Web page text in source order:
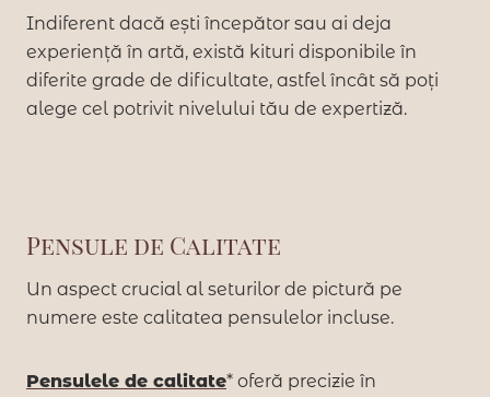
Indiferent dacă ești începător sau ai deja
experiență în artă, există kituri disponibile în
diferite grade de dificultate, astfel încât să poți
alege cel potrivit nivelului tău de expertiză.
Pensule de Calitate
Un aspect crucial al seturilor de pictură pe
numere este calitatea pensulelor incluse.
Pensulele de calitate oferă precizie în